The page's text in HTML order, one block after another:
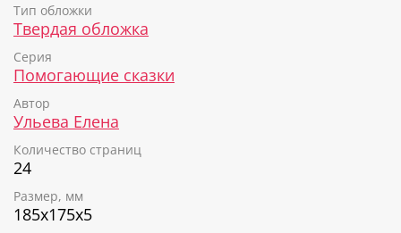
• повысит самооценку и веру в собственные силы
• станет более добрым и отзывчивым
Тип обложки
Твердая обложка
Серия
Помогающие сказки
Автор
Ульева Елена
Количество страниц
24
Размер, мм
185х175х5